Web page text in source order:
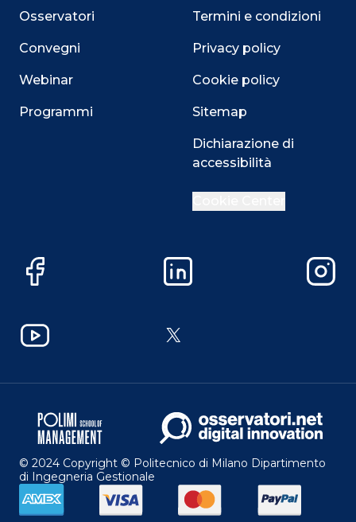
Osservatori
Convegni
Webinar
Programmi
Termini e condizioni
Privacy policy
Cookie policy
Sitemap
Dichiarazione di
accessibilità
Facebook LinkedIn
YouTube X
© 2024 Copyright © Politecnico di Milano Dipartimento
di Ingegneria Gestionale